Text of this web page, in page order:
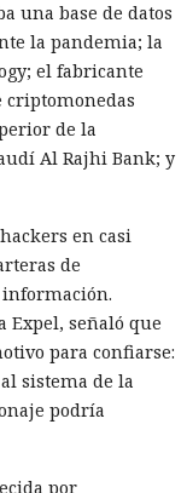
de puesta en
iniciales y
opción más
pero cuesta
en la nube,
delictivo, sino a
de un
ya que la mayor
se usa en
la detección
de señales
la creación
y el fraude con
una base de datos
la pandemia; la
el fabricante
criptomonedas
de la
Al Rajhi Bank; y
en casi
de
Expel, señaló que
para confiarse:
sistema de la
podría
por